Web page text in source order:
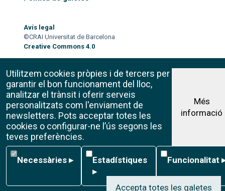
Avís legal
©CRAI Universitat de Barcelona
Creative Commons 4.0
Utilitzem cookies pròpies i de tercers per
garantir el bon funcionament del lloc,
analitzar el trànsit i oferir serveis
personalitzats com l'enviament de
newsletters. Pots acceptar totes les
cookies o configurar-ne l’ús segons les
teves preferències.
Més
informació
Necessàries
Necessàries ▸ Estadístiques
Estadístiques
▸
Funcionalitat
Funcionalitat
Accepta totes les galetes